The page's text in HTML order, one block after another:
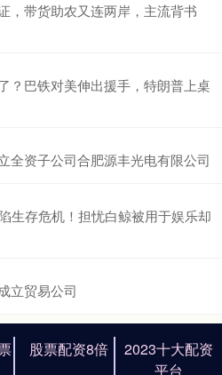
，带货助农又连两岸，主流背书
？巴铁对美伸出援手，特朗普上桌
全资子公司合肥源丰光电有限公司
生存危机！担忧白鲸被用于娱乐却
立贸易公司
股票配资8倍
2023十大配资
平台